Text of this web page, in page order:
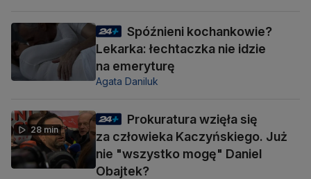
Spóźnieni kochankowie?
Lekarka: łechtaczka nie idzie
na emeryturę
Agata Daniluk
28 min
Prokuratura wzięła się
za człowieka Kaczyńskiego. Już
nie "wszystko mogę" Daniel
Obajtek?